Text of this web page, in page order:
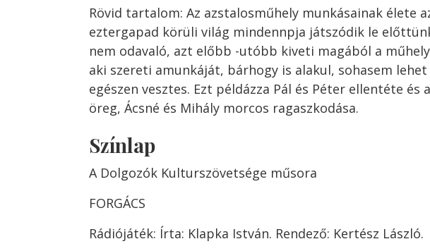
Rövid tartalom: Az azstalosműhely munkásainak élete
eztergapad körüli világ mindennpja játszódik le
nem odavaló, azt előbb -utóbb kiveti magából a
aki szereti amunkáját, bárhogy is alakul, sohasem lehet
egészen vesztes. Ezt példázza Pál és Péter ellentéte és
öreg, Ácsné és Mihály morcos ragaszkodása.
Színlap
A Dolgozók Kulturszövetsége műsora
FORGÁCS
Rádiójáték: Írta: Klapka István. Rendező: Kertész László.